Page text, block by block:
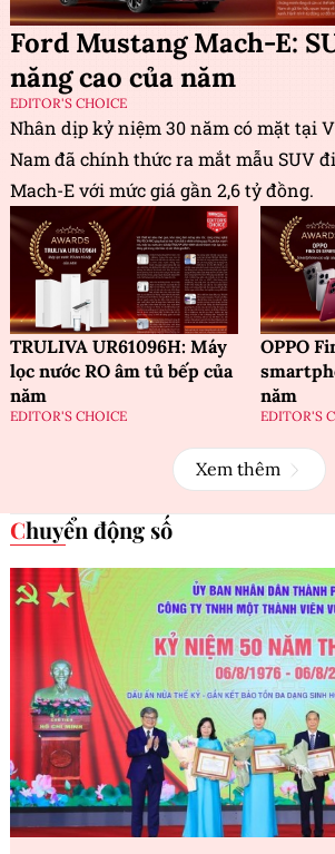
Ford Mustang Mach-E:
năng cao của năm
EDITOR'S CHOICE
Nhân dịp kỷ niệm 30 năm có mặt tại
Nam đã chính thức ra mắt mẫu SUV
Mach-E với mức giá gần 2,6 tỷ đồng.
TRULIVA UR61096H: Máy
lọc nước RO âm tủ bếp của
năm
EDITOR'S CHOICE
OPPO
năm
EDITOR'S
Xem thêm
Chuyển động số